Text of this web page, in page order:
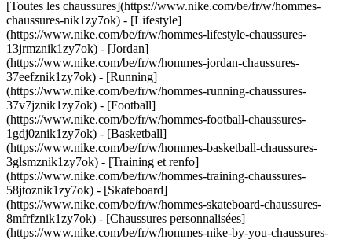
[Toutes les chaussures](https://www.nike.com/be/fr/w/hommes-
chaussures-nik1zy7ok) - [Lifestyle]
(https://www.nike.com/be/fr/w/hommes-lifestyle-chaussures-
13jrmznik1zy7ok) - [Jordan]
(https://www.nike.com/be/fr/w/hommes-jordan-chaussures-
37eefznik1zy7ok) - [Running]
(https://www.nike.com/be/fr/w/hommes-running-chaussures-
37v7jznik1zy7ok) - [Football]
(https://www.nike.com/be/fr/w/hommes-football-chaussures-
1gdj0znik1zy7ok) - [Basketball]
(https://www.nike.com/be/fr/w/hommes-basketball-chaussures-
3glsmznik1zy7ok) - [Training et renfo]
(https://www.nike.com/be/fr/w/hommes-training-chaussures-
58jtoznik1zy7ok) - [Skateboard]
(https://www.nike.com/be/fr/w/hommes-skateboard-chaussures-
8mfrfznik1zy7ok) - [Chaussures personnalisées]
(https://www.nike.com/be/fr/w/hommes-nike-by-you-chaussures-